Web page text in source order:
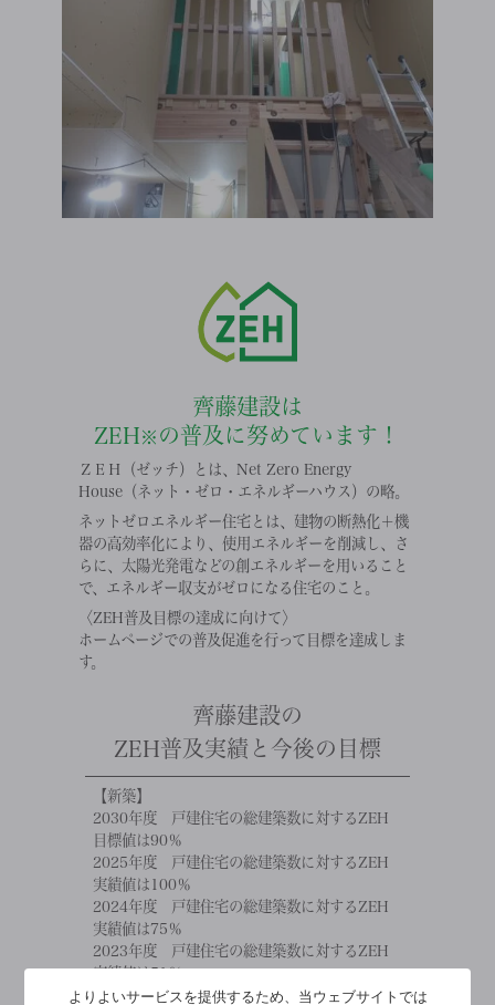
齊藤建設は
ZEH※ の普及に努めています！
ＺＥＨ（ゼッチ）とは、Net Zero Energy
House（ネット・ゼロ・エネルギーハウス）の略。
ネットゼロエネルギー住宅とは、建物の断熱化＋機
器の高効率化により、使用エネルギーを削減し、さ
らに、太陽光発電などの創エネルギーを用いること
で、エネルギー収支がゼロになる住宅のこと。
〈ZEH普及目標の達成に向けて〉
ホームページでの普及促進を行って目標を達成しま
す。
齊藤建設の
ZEH普及実績と今後の目標
【新築】
2030年度 戸建住宅の総建築数に対するZEH
目標値は90％
2025年度 戸建住宅の総建築数に対するZEH
実績値は100％
2024年度 戸建住宅の総建築数に対するZEH
実績値は75％
2023年度 戸建住宅の総建築数に対するZEH
実績値は51％
2022年度 戸建住宅の総建築数に対するZEH
よりよいサービスを提供するため、当ウェブサイトでは